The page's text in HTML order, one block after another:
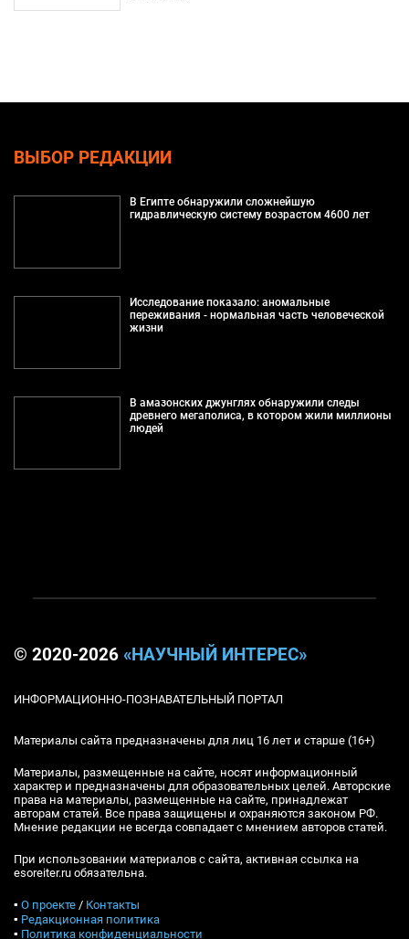
ВЫБОР РЕДАКЦИИ
В Египте обнаружили сложнейшую
гидравлическую систему возрастом 4600 лет
Исследование показало: аномальные
переживания - нормальная часть человеческой
жизни
В амазонских джунглях обнаружили следы
древнего мегаполиса, в котором жили миллионы
людей
© 2020-2026 «НАУЧНЫЙ ИНТЕРЕС»
ИНФОРМАЦИОННО-ПОЗНАВАТЕЛЬНЫЙ ПОРТАЛ
Материалы сайта предназначены для лиц 16 лет и старше (16+)
Материалы, размещенные на сайте, носят информационный
характер и предназначены для образовательных целей. Авторские
права на материалы, размещенные на сайте, принадлежат
авторам статей. Все права защищены и охраняются законом РФ.
Мнение редакции не всегда совпадает с мнением авторов статей.
При использовании материалов с сайта, активная ссылка на
esoreiter.ru обязательна.
▪ О проекте / Контакты
▪ Редакционная политика
▪ Политика конфиденциальности